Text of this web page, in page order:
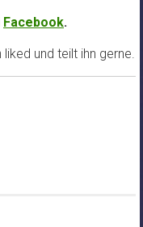
Facebook.
und teilt ihn gerne.